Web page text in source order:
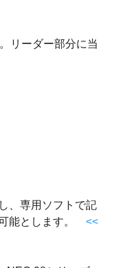
リーダー部分に当
、専用ソフトで記
能とします。 <<